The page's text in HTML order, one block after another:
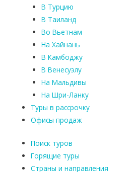
В Турцию
В Таиланд
Во Вьетнам
На Хайнань
В Камбоджу
В Венесуэлу
На Мальдивы
На Шри-Ланку
Туры в рассрочку
Офисы продаж
Поиск туров
Горящие туры
Страны и направления